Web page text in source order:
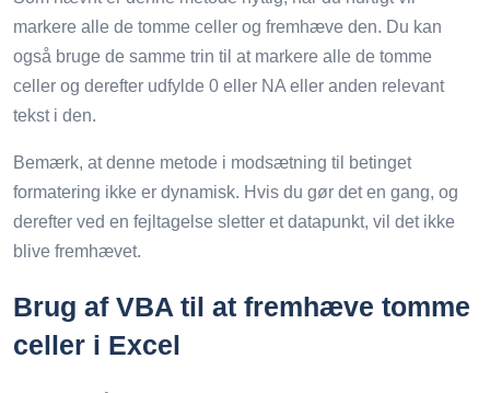
markere alle de tomme celler og fremhæve den. Du kan
også bruge de samme trin til at markere alle de tomme
celler og derefter udfylde 0 eller NA eller anden relevant
tekst i den.
Bemærk, at denne metode i modsætning til betinget
formatering ikke er dynamisk. Hvis du gør det en gang, og
derefter ved en fejltagelse sletter et datapunkt, vil det ikke
blive fremhævet.
Brug af VBA til at fremhæve tomme
celler i Excel